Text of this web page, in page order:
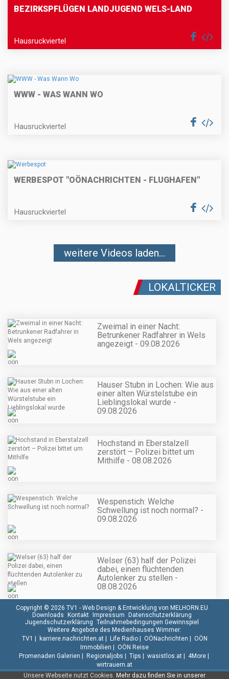
BEZIRKSPFLÜGEN LANDJUGEND WELS-LAND
Hausruckviertel
WWW - WAS WANN WO
Hausruckviertel
WERBESPOT "OÖNACHRICHTEN - FLUGHAFEN"
Hausruckviertel
weitere Videos laden...
LOKALTICKER
Zweimal in einer Nacht:
Betrunkener Radfahrer in Wels
angezeigt - 09.08.2026
Hauser Stubn in Lochen: Wie aus
einer alten Würstelstube ein
Lieblingslokal wurde -
09.08.2026
Hochstand in Eberstalzell
zerstört – Polizei bittet um
Mithilfe - 08.08.2026
Wespenstich: Welche
Schwellung ist noch normal? -
09.08.2026
Welser (63) half der Polizei
dabei, einen flüchtenden
Autolenker zu stellen -
08.08.2026
Unsere Webseite nutzt Cookies. Mehr dazu finden Sie in unserer
Copyright © 2026 TV1 - Web Design & Entwicklung von MELHORN.EU
Downloads Kontakt Impressum Datenschutzerklärung
Jugendschutzerklärung Teilnahmebedingungen Gewinnspiel
Weitere Angebote des Medienhauses Wimmer:
TV1 | karriere.nachrichten.at| Life Radio| OÖNachrichten | OÖN
Immobilien | OÖN Reise
Promenaden Galerien | Regionaljobs | Tips | wasistlos.at| 4More|
wirtrauern.at